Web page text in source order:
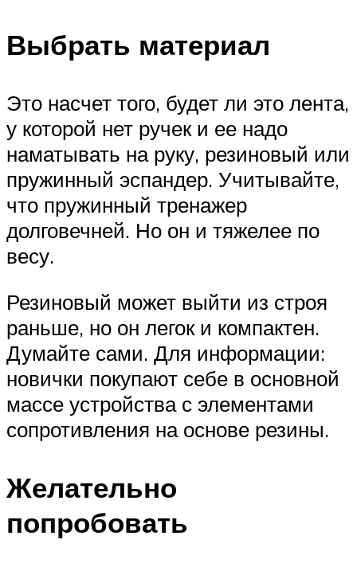
Выбрать материал
Это насчет того, будет ли это лента,
у которой нет ручек и ее надо
наматывать на руку, резиновый или
пружинный эспандер. Учитывайте,
что пружинный тренажер
долговечней. Но он и тяжелее по
весу.
Резиновый может выйти из строя
раньше, но он легок и компактен.
Думайте сами. Для информации:
новички покупают себе в основной
массе устройства с элементами
сопротивления на основе резины.
Желательно
попробовать